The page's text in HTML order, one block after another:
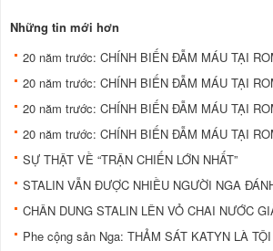
Những tin mới hơn
20 năm trước: CHÍNH BIẾN ĐẪM MÁU TẠI
20 năm trước: CHÍNH BIẾN ĐẪM MÁU TẠI
20 năm trước: CHÍNH BIẾN ĐẪM MÁU TẠI
20 năm trước: CHÍNH BIẾN ĐẪM MÁU TẠI
SỰ THẬT VỀ “TRẬN CHIẾN LỚN NHẤT”
STALIN VẪN ĐƯỢC NHIỀU NGƯỜI NGA
CHÂN DUNG STALIN LÊN VỎ CHAI NƯỚC
Phe cộng sản Nga: THẢM SÁT KATYN LÀ